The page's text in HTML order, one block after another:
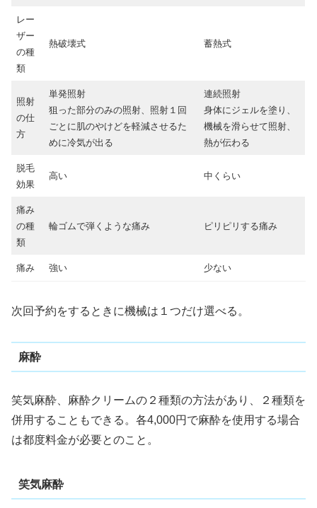
レー
ザー
の種
類
熱破壊式 蓄熱式
照射
の仕
方
単発照射
狙った部分のみの照射、照射１回
ごとに肌のやけどを軽減させるた
めに冷気が出る
連続照射
身体にジェルを塗り、
機械を滑らせて照射、
熱が伝わる
脱毛
効果
高い 中くらい
痛み
の種
類
輪ゴムで弾くような痛み ピリピリする痛み
痛み 強い 少ない
次回予約をするときに機械は１つだけ選べる。
麻酔
笑気麻酔、麻酔クリームの２種類の方法があり、２種類を
併用することもできる。各4,000円で麻酔を使用する場合
は都度料金が必要とのこと。
笑気麻酔